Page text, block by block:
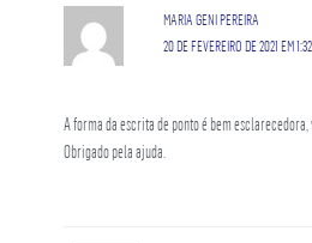
MARIA GENI PEREIRA
20 DE FEVEREIRO DE 2021 EM
A forma da escrita de ponto é bem esclarecedora,
Obrigado pela ajuda.